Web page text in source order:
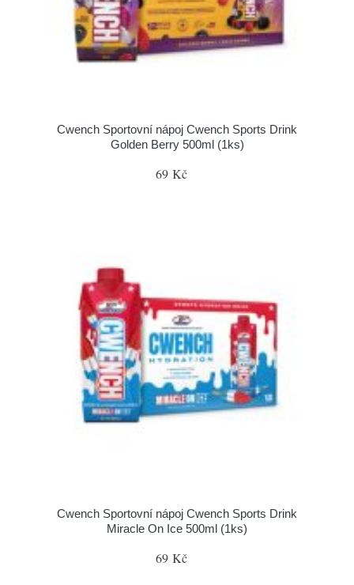
Cwench Sportovní nápoj Cwench Sports Drink
Golden Berry 500ml (1ks)
69 Kč
Cwench Sportovní nápoj Cwench Sports Drink
Miracle On Ice 500ml (1ks)
69 Kč